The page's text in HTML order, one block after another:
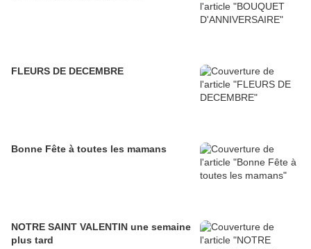
FLEURS DE DECEMBRE
Bonne Fête à toutes les mamans
NOTRE SAINT VALENTIN une semaine
plus tard